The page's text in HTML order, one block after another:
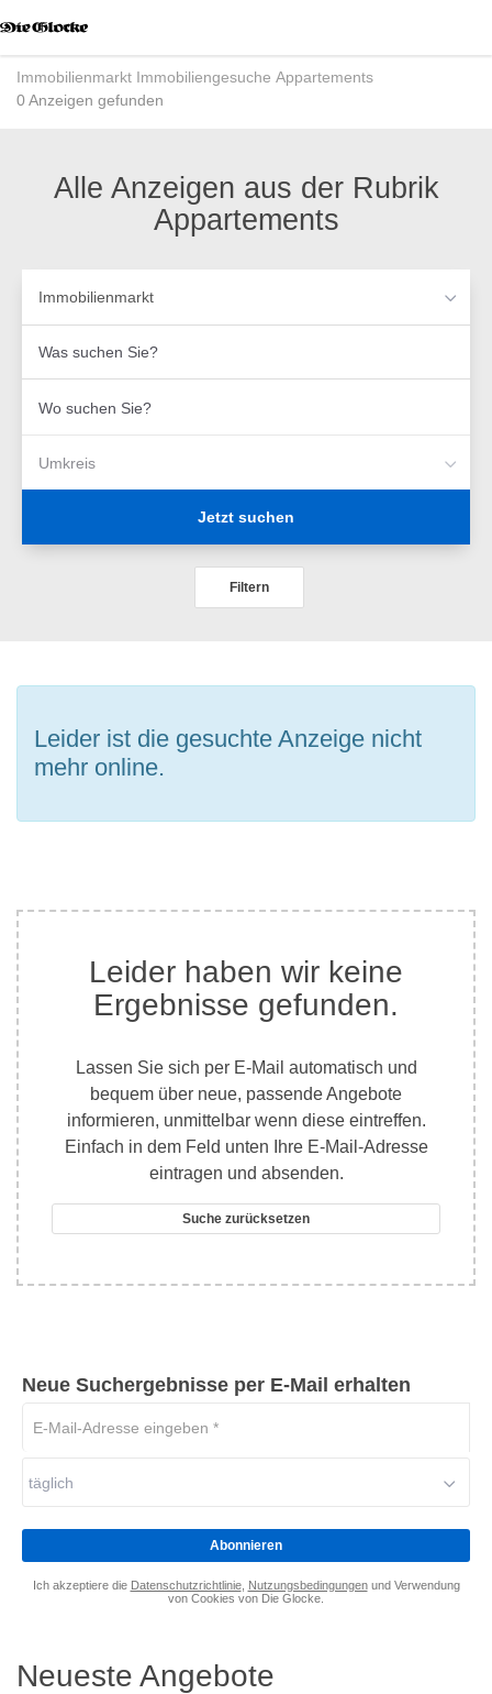
Modus
aktivieren
zur
Navigation
Immobilienmarkt Immobiliengesuche Appartements
0 Anzeigen gefunden
Alle Anzeigen aus der Rubrik
Appartements
Immobilienmarkt
suchen
Sie?
suchen
Umkreis
Jetzt suchen
Filtern
Leider ist die gesuchte Anzeige nicht
mehr online.
Leider haben wir keine
Ergebnisse gefunden.
Lassen Sie sich per E-Mail automatisch und
bequem über neue, passende Angebote
informieren, unmittelbar wenn diese eintreffen.
Einfach in dem Feld unten Ihre E-Mail-Adresse
eintragen und absenden.
Suche zurücksetzen
Neue Suchergebnisse per E-Mail erhalten
Adresse
*
täglich
Abonnieren
Ich akzeptiere die Datenschutzrichtlinie, Nutzungsbedingungenund Verwendung
von Cookies von Die Glocke.
Neueste Angebote